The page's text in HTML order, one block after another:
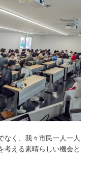
なく、我々市民一人一人
考える素晴らしい機会と